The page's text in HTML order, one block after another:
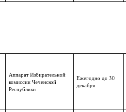
Аппарат Избирательной
комиссии Чеченской
Республики
Ежегодно до 30
декабря